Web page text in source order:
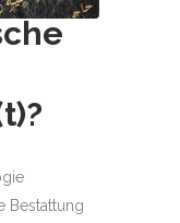
?
Bestattung